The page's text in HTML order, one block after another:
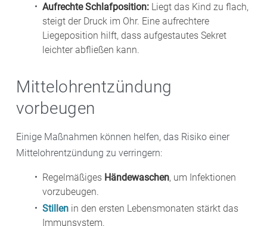
Aufrechte Schlafposition: Liegt das Kind zu flach,
steigt der Druck im Ohr. Eine aufrechtere
Liegeposition hilft, dass aufgestautes Sekret
leichter abfließen kann.
Mittelohrentzündung
vorbeugen
Einige Maßnahmen können helfen, das Risiko einer
Mittelohrentzündung zu verringern:
Regelmäßiges Händewaschen, um Infektionen
vorzubeugen.
Stillen in den ersten Lebensmonaten stärkt das
Immunsystem.